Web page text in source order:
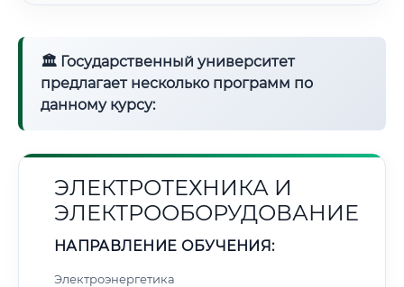
🏛 Государственный университет
предлагает несколько программ по
данному курсу:
ЭЛЕКТРОТЕХНИКА И
ЭЛЕКТРООБОРУДОВАНИЕ
НАПРАВЛЕНИЕ ОБУЧЕНИЯ:
Электроэнергетика